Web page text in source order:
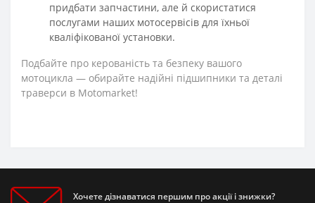
придбати запчастини, але й скористатися
послугами наших мотосервісів для їхньої
кваліфікованої установки.
Подбайте про керованість та безпеку вашого
мотоцикла — обирайте надійні підшипники та деталі
траверси в Motomarket!
Хочете дізнаватися першим про акції і знижки?